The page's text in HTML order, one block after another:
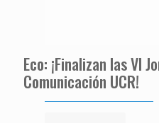
Eco: ¡Finalizan las VI
Comunicación UCR!